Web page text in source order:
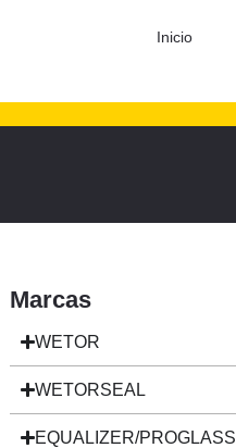
Inicio
Marcas
WETOR
WETORSEAL
EQUALIZER/PROGLASS